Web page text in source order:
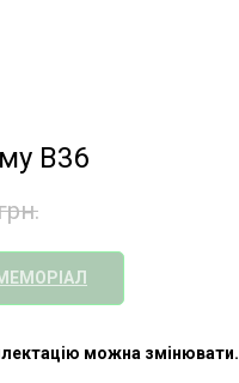
B36
можна змінювати.